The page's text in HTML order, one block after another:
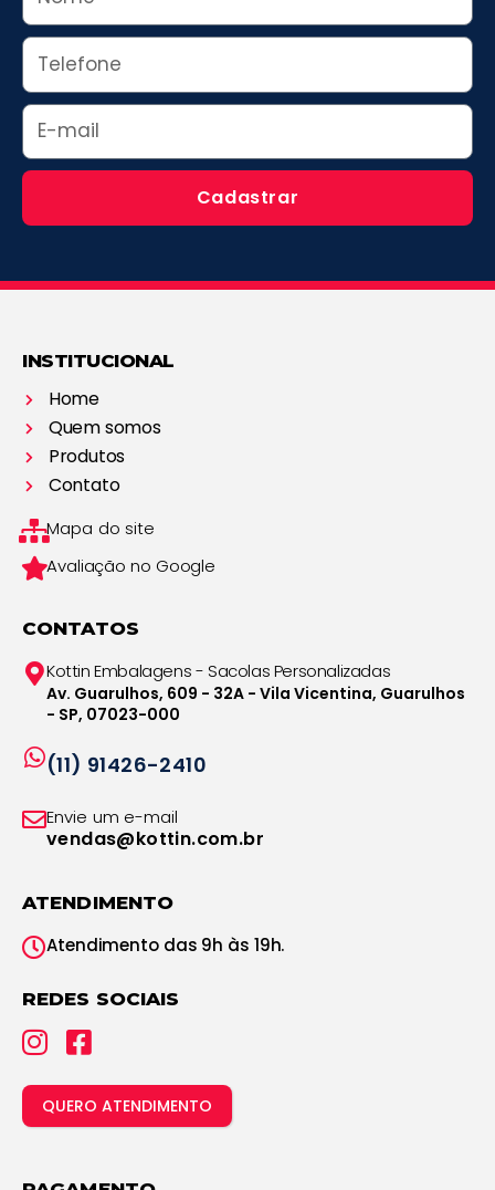
Whats
Email
Cadastrar
INSTITUCIONAL
Home
Quem somos
Produtos
Contato
Mapa do site
Avaliação no Google
CONTATOS
Kottin Embalagens - Sacolas Personalizadas
Av. Guarulhos, 609 - 32A - Vila Vicentina, Guarulhos
- SP, 07023-000
(11) 91426-2410
Envie um e-mail
vendas@kottin.com.br
ATENDIMENTO
Atendimento das 9h às 19h.
REDES SOCIAIS
QUERO ATENDIMENTO